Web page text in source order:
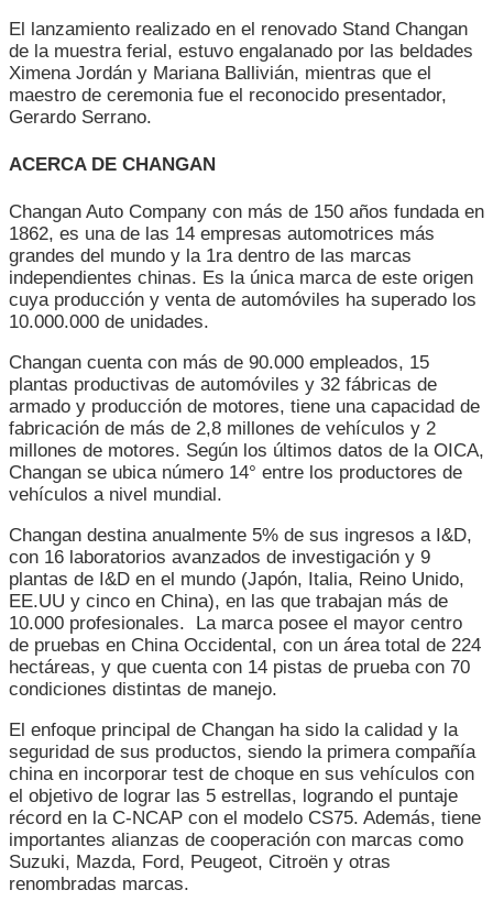
El lanzamiento realizado en el renovado Stand Changan
de la muestra ferial, estuvo engalanado por las beldades
Ximena Jordán y Mariana Ballivián, mientras que el
maestro de ceremonia fue el reconocido presentador,
Gerardo Serrano.
ACERCA DE CHANGAN
Changan Auto Company con más de 150 años fundada en
1862, es una de las 14 empresas automotrices más
grandes del mundo y la 1ra dentro de las marcas
independientes chinas. Es la única marca de este origen
cuya producción y venta de automóviles ha superado los
10.000.000 de unidades.
Changan cuenta con más de 90.000 empleados, 15
plantas productivas de automóviles y 32 fábricas de
armado y producción de motores, tiene una capacidad de
fabricación de más de 2,8 millones de vehículos y 2
millones de motores. Según los últimos datos de la OICA,
Changan se ubica número 14° entre los productores de
vehículos a nivel mundial.
Changan destina anualmente 5% de sus ingresos a I&D,
con 16 laboratorios avanzados de investigación y 9
plantas de I&D en el mundo (Japón, Italia, Reino Unido,
EE.UU y cinco en China), en las que trabajan más de
10.000 profesionales. La marca posee el mayor centro
de pruebas en China Occidental, con un área total de 224
hectáreas, y que cuenta con 14 pistas de prueba con 70
condiciones distintas de manejo.
El enfoque principal de Changan ha sido la calidad y la
seguridad de sus productos, siendo la primera compañía
china en incorporar test de choque en sus vehículos con
el objetivo de lograr las 5 estrellas, logrando el puntaje
récord en la C-NCAP con el modelo CS75. Además, tiene
importantes alianzas de cooperación con marcas como
Suzuki, Mazda, Ford, Peugeot, Citroën y otras
renombradas marcas.